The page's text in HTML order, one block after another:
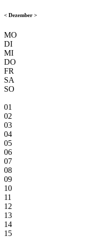
< Dezember >
MO
DI
MI
DO
FR
SA
SO
01
02
03
04
05
06
07
08
09
10
11
12
13
14
15